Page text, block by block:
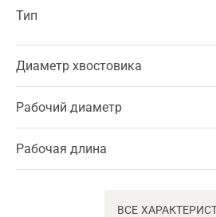
Тип
Диаметр хвостовика
Рабочий диаметр
Рабочая длина
ВСЕ